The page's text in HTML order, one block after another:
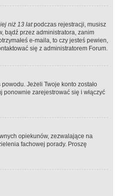
niż 13 latpodczas rejestracji, musisz
bądź przez administratora, zanim
e-maila, to czy jesteś pewien,
się z administratorem Forum.
Jeżeli Twoje konto zostało
zarejestrować się i włączyć
opiekunów, zezwalające na
fachowej porady. Proszę